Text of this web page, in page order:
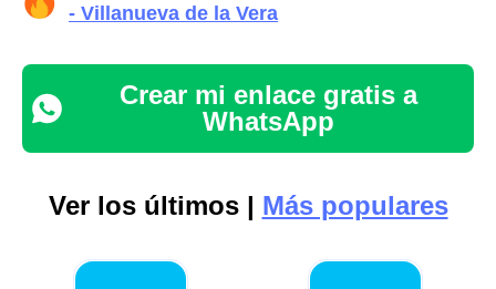
- Villanueva de la Vera
Crear mi enlace gratis a
WhatsApp
Ver los últimos | Más populares